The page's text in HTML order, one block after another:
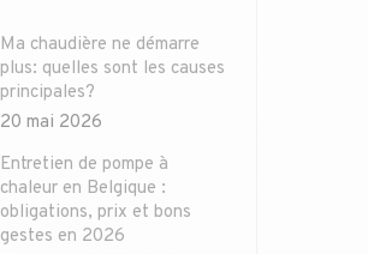
Ma chaudière ne démarre
plus: quelles sont les causes
principales?
20 mai 2026
Entretien de pompe à
chaleur en Belgique :
obligations, prix et bons
gestes en 2026